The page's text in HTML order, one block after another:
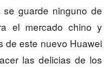
guarde ninguno de
el mercado chino y
de este nuevo Huawei
las delicias de los